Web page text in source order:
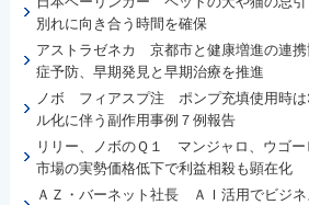
別れに向き合う時間を確保
アストラゼネカ 京都市と健康増進の連
症予防、早期発見と早期治療を推進
ノボ フィアスプ注 ポンプ充填使用時は
ル化に伴う副作用事例７例報告
リリー、ノボのＱ１ マンジャロ、ウゴ
市場の実勢価格低下で利益相殺も顕在化
ＡＺ・バーネット社長 ＡＩ活用でビジ